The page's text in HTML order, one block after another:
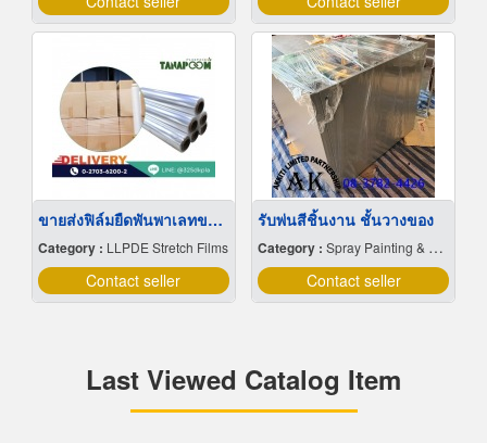
ขายส่งฟิล์มยืดพันพาเลทขนาดพันด้วยมือ Hand wrap
Category : LLPDE Stretch Films
Contact seller
รับพ่นสีชิ้นงาน ชั้นวางของ
Category : Spray Painting & Finishing
Contact seller
Last Viewed Catalog Item